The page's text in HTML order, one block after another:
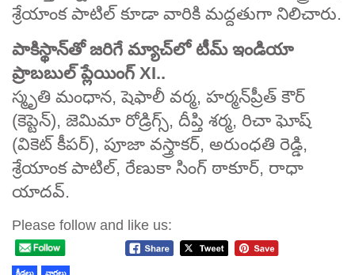
శ్రేయాంక పాటిల్ కూడా వారికి మద్దతుగా నిలిచారు.
పాకిస్థాన్‌తో జరిగే మ్యాచ్‌లో టీమ్ ఇండియా
ప్రాబబుల్ ప్లేయింగ్ XI..
స్మృతి మంధాన, షెఫాలీ వర్మ, హర్మన్‌ప్రీత్ కౌర్
(కెప్టెన్), జెమిమా రోడ్రిగ్స్, దీప్తి శర్మ, రిచా ఘోష్
(వికెట్ కీపర్), పూజా వస్త్రాకర్, అరుంధతి రెడ్డి,
శ్రేయాంక పాటిల్, రేణుకా సింగ్ ఠాకూర్, రాధా
యాదవ్.
Please follow and like us:
క్రీడలు వార్తలు